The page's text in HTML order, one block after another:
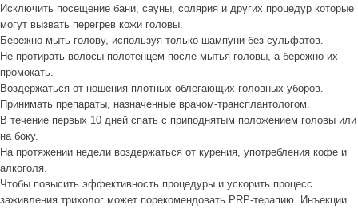
Исключить посещение бани, сауны, солярия и других процедур которые
могут вызвать перегрев кожи головы.
Бережно мыть голову, используя только шампуни без сульфатов.
Не протирать волосы полотенцем после мытья головы, а бережно их
промокать.
Воздержаться от ношения плотных облегающих головных уборов.
Принимать препараты, назначенные врачом-трансплантологом.
В течение первых 10 дней спать с приподнятым положением головы или
на боку.
На протяжении недели воздержаться от курения, употребления кофе и
алкоголя.
Чтобы повысить эффективность процедуры и ускорить процесс
заживления трихолог может порекомендовать PRP-терапию. Инъекции